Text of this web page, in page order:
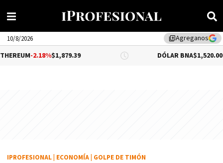
library_addAgreganos
10/8/2026
$1,879.39 DÓLAR BNA $1,520.00
IPROFESIONAL ECONOMÍA GOLPE DE TIMÓN